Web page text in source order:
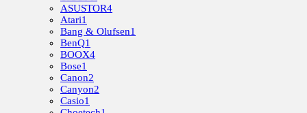
ASUSTOR4
Atari1
Bang & Olufsen1
BenQ1
BOOX4
Bose1
Canon2
Canyon2
Casio1